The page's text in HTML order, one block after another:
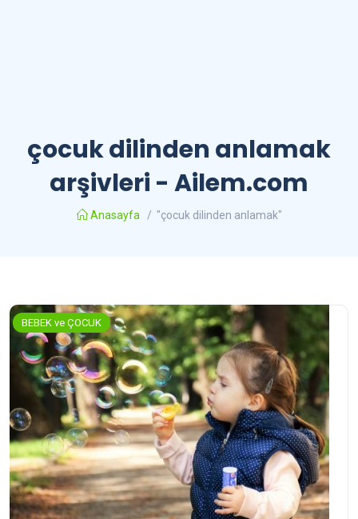
çocuk dilinden anlamak
arşivleri - Ailem.com
Anasayfa / "çocuk dilinden anlamak"
BEBEK ve ÇOCUK